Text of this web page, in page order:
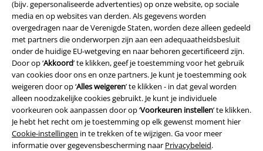
(bijv. gepersonaliseerde advertenties) op onze website, op sociale
media en op websites van derden. Als gegevens worden
overgedragen naar de Verenigde Staten, worden deze alleen gedeeld
met partners die onderworpen zijn aan een adequaatheidsbesluit
onder de huidige EU-wetgeving en naar behoren gecertificeerd zijn.
Door op ‘Akkoord’ te klikken, geef je toestemming voor het gebruik
van cookies door ons en onze partners. Je kunt je toestemming ook
weigeren door op ‘Alles weigeren’ te klikken - in dat geval worden
alleen noodzakelijke cookies gebruikt. Je kunt je individuele
voorkeuren ook aanpassen door op ‘Voorkeuren instellen’ te klikken.
Je hebt het recht om je toestemming op elk gewenst moment hier
Cookie-instellingen in te trekken of te wijzigen. Ga voor meer
informatie over gegevensbescherming naar Privacybeleid.
Legal
Algemene Voorwaarden
Bedrijfsgegevens
Privacyverklaring
Verklaring van conformiteit